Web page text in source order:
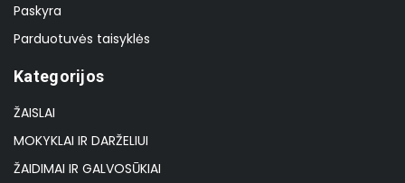
Paskyra
Parduotuvės taisyklės
Kategorijos
ŽAISLAI
MOKYKLAI IR DARŽELIUI
ŽAIDIMAI IR GALVOSŪKIAI